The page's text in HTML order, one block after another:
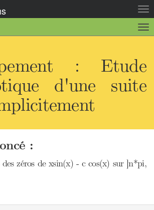
la
la
: Etude
d'une suite
:
zéros de xsin(x) - c cos(x) sur ]n*pi,